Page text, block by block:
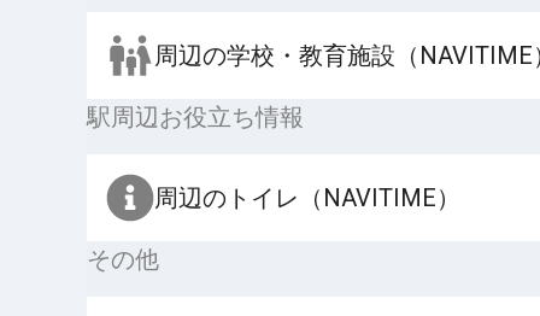
周辺の学校・教育施設（NAVITIME
駅周辺お役立ち情報
周辺のトイレ（NAVITIME）
その他